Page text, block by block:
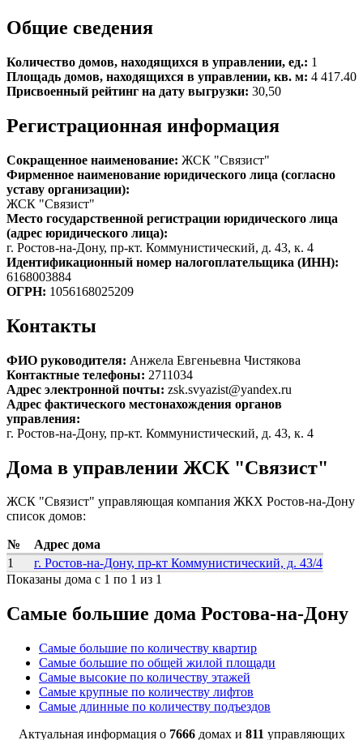
Общие сведения
Количество домов, находящихся в управлении, ед.: 1
Площадь домов, находящихся в управлении, кв. м: 4 417.40
Присвоенный рейтинг на дату выгрузки: 30,50
Регистрационная информация
Сокращенное наименование: ЖСК "Связист"
Фирменное наименование юридического лица (согласно
уставу организации):
ЖСК "Связист"
Место государственной регистрации юридического лица
(адрес юридического лица):
г. Ростов-на-Дону, пр-кт. Коммунистический, д. 43, к. 4
Идентификационный номер налогоплательщика (ИНН):
6168003884
ОГРН: 1056168025209
Контакты
ФИО руководителя: Анжела Евгеньевна Чистякова
Контактные телефоны: 2711034
Адрес электронной почты: zsk.svyazist@yandex.ru
Адрес фактического местонахождения органов
управления:
г. Ростов-на-Дону, пр-кт. Коммунистический, д. 43, к. 4
Дома в управлении ЖСК "Связист"
ЖСК "Связист" управляющая компания ЖКХ Ростов-на-Дону
список домов:
№
Адрес дома
1
г. Ростов-на-Дону, пр-кт Коммунистический, д. 43/4
Показаны дома с 1 по 1 из 1
Самые большие дома Ростова-на-Дону
Самые большие по количеству квартир
Самые большие по общей жилой площади
Самые высокие по количеству этажей
Самые крупные по количеству лифтов
Самые длинные по количеству подъездов
Актуальная информация о 7666 домах и 811 управляющих